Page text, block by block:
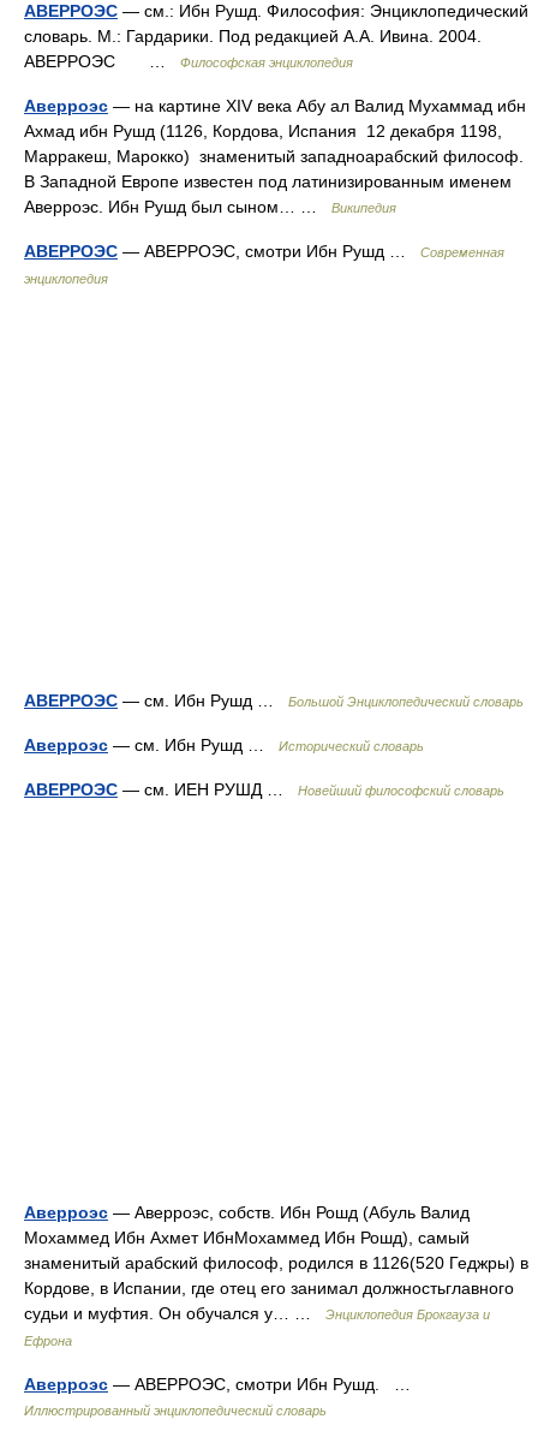
АВЕРРОЭС — см.: Ибн Рушд. Философия: Энциклопедический
словарь. М.: Гардарики. Под редакцией А.А. Ивина. 2004.
АВЕРРОЭС …
Философская энциклопедия
Аверроэс — на картине XIV века Абу ал Валид Мухаммад ибн
Ахмад ибн Рушд (1126, Кордова, Испания 12 декабря 1198,
Марракеш, Марокко) знаменитый западноарабский философ.
В Западной Европе известен под латинизированным именем
Аверроэс. Ибн Рушд был сыном… …
Википедия
АВЕРРОЭС — АВЕРРОЭС, смотри Ибн Рушд …
Современная
энциклопедия
АВЕРРОЭС — см. Ибн Рушд … Большой Энциклопедический словарь
Аверроэс — см. Ибн Рушд … Исторический словарь
АВЕРРОЭС — см. ИЕН РУШД … Новейший философский словарь
Аверроэс — Аверроэс, собств. Ибн Рошд (Абуль Валид
Мохаммед Ибн Ахмет ИбнМохаммед Ибн Рошд), самый
знаменитый арабский философ, родился в 1126(520 Геджры) в
Кордове, в Испании, где отец его занимал должностьглавного
судьи и муфтия. Он обучался у… …
Энциклопедия Брокгауза и
Ефрона
Аверроэс — АВЕРРОЭС, смотри Ибн Рушд. …
Иллюстрированный энциклопедический словарь